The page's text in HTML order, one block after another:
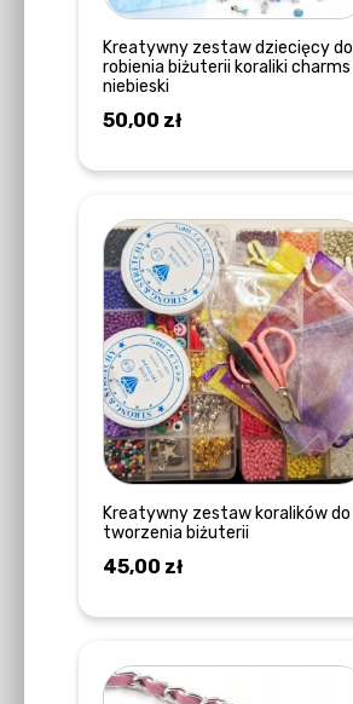
Kreatywny zestaw dziecięcy do
robienia biżuterii koraliki charms
niebieski
50,00 zł
Kreatywny zestaw koralików do
tworzenia biżuterii
45,00 zł